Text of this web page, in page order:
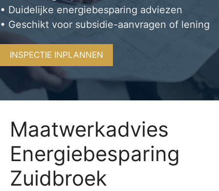
• Duidelijke energiebesparing adviezen
• Geschikt voor subsidie-aanvragen of lening
INSPECTIE INPLANNEN
Maatwerkadvies
Energiebesparing
Zuidbroek